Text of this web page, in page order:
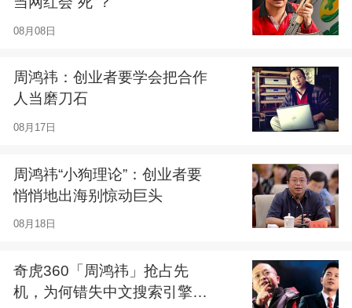
08月08日
周鸿祎：创业者要学会把合作
人当磨刀石
08月17日
周鸿祎“小狗理论”：创业者要
悄悄地出海别惊动巨头
08月18日
奇虎360「周鸿祎」抢占先
机，为何错失中文搜索引擎的